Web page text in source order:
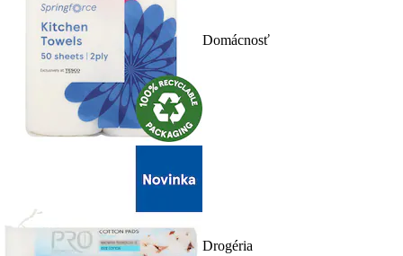
Domácnosť
Drogéria